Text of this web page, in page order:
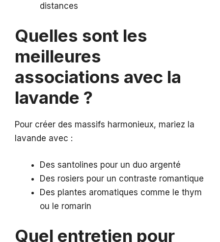
distances
Quelles sont les
meilleures
associations avec la
lavande ?
Pour créer des massifs harmonieux, mariez la
lavande avec :
Des santolines pour un duo argenté
Des rosiers pour un contraste romantique
Des plantes aromatiques comme le thym
ou le romarin
Quel entretien pour